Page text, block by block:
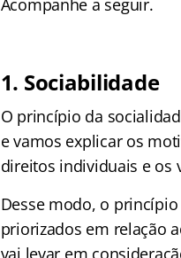
Acompanhe a seguir.
1. Sociabilidade
O princípio da
e vamos explicar os
direitos individuais e os
Desse modo, o
priorizados em relação
vai levar em